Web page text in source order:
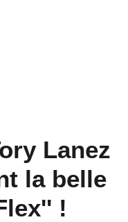
Lanez
la belle
!